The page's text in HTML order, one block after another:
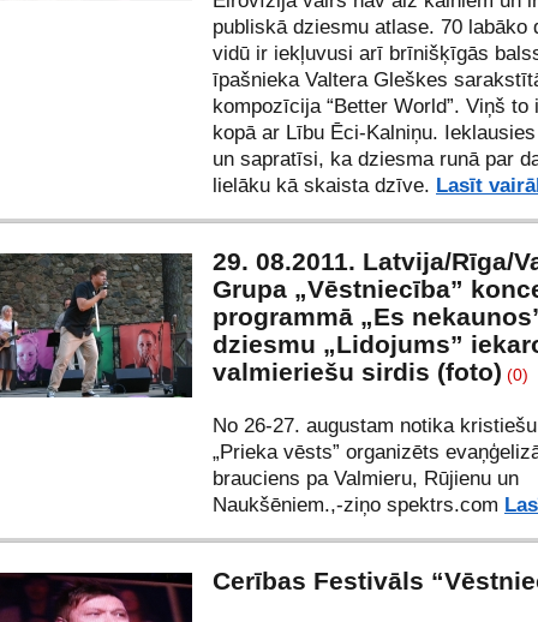
publiskā dziesmu atlase. 70 labāko
vidū ir iekļuvusi arī brīnišķīgās
īpašnieka Valtera Gleškes
kompozīcija “Better World”. Viņš to
kopā ar Lību Ēci-Kalniņu.
un sapratīsi, ka dziesma runā par
lielāku kā skaista dzīve. Lasīt
29. 08.2011. Latvija/Rīga/
Grupa „Vēstniecība”
programmā „Es
dziesmu „Lidojums”
valmieriešu sirdis (foto) (0)
No 26-27. augustam notika
„Prieka vēsts” organizēts
brauciens pa Valmieru, Rūjienu un
Naukšēniem.,-ziņo spektrs.com
Cerības Festivāls